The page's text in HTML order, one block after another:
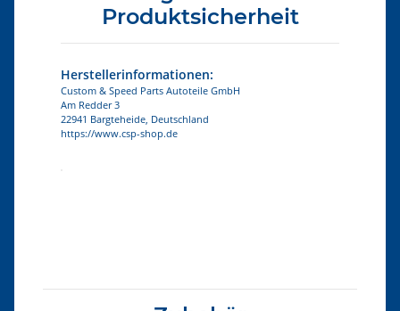
Produktsicherheit
Herstellerinformationen:
Custom & Speed Parts Autoteile GmbH
Am Redder 3
22941 Bargteheide, Deutschland
https://www.csp-shop.de